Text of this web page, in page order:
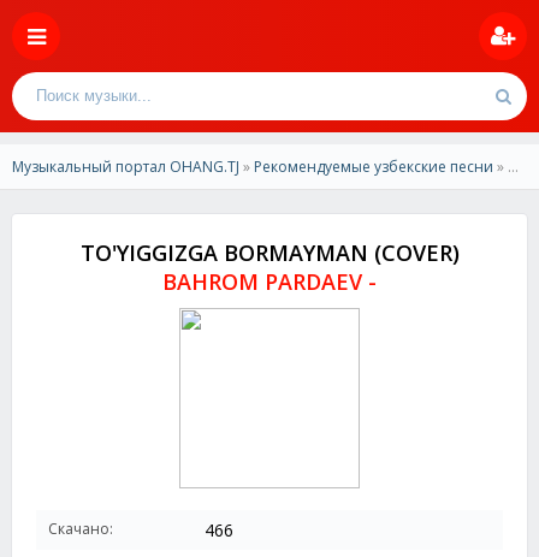
Музыкальный портал OHANG.TJ » Рекомендуемые узбекские песни » BAHROM PARDAEV - TO'YIGGIZGA BORMAYMAN (COVER)
TO'YIGGIZGA BORMAYMAN (COVER)
BAHROM PARDAEV -
Скачано: 466